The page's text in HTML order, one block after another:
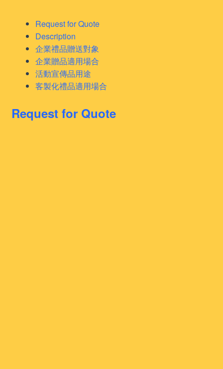
Request for Quote
Description
企業禮品贈送對象
企業贈品適用場合
活動宣傳品用途
客製化禮品適用場合
Request for Quote